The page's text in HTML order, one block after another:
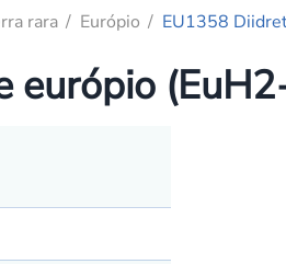
rara Európio EU1358
európio